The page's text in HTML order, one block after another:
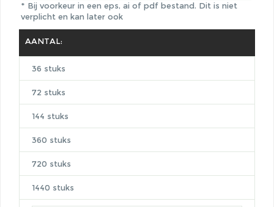
* Bij voorkeur in een eps, ai of pdf bestand. Dit is niet
verplicht en kan later ook
AANTAL:
36 stuks
72 stuks
144 stuks
360 stuks
720 stuks
1440 stuks